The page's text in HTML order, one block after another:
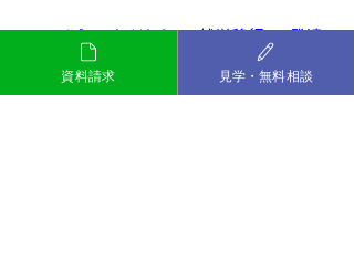
#マイピースおだわら #就労移行
#発達
＃精神障害
＃グレーゾーン
#就職活動
＃障害者
資料請求 見学・無料相談